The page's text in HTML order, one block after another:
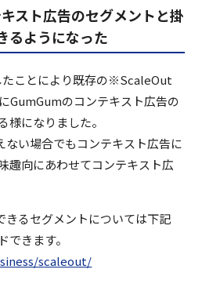
スト広告のセグメントと掛
るようになった
たことにより既存の※ScaleOut
GumGumのコンテキスト広告の
様になりました。
い場合でもコンテキスト広告に
趣向にあわせてコンテキスト広
るセグメントについては下記
できます。
scaleout/